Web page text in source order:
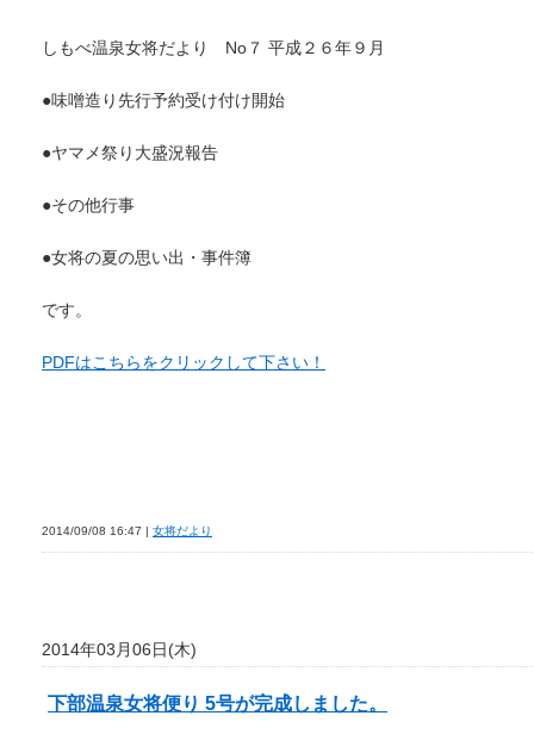
しもべ温泉女将だより No７ 平成２６年９月
●味噌造り先行予約受け付け開始
●ヤマメ祭り大盛況報告
●その他行事
●女将の夏の思い出・事件簿
です。
PDFはこちらをクリックして下さい！
2014/09/08 16:47 | 女将だより
2014年03月06日(木)
下部温泉女将便り 5号が完成しました。